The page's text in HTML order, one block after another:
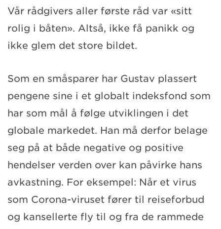
Vår rådgivers aller første råd var «sitt
rolig i båten». Altså, ikke få panikk og
ikke glem det store bildet.
Som en småsparer har Gustav plassert
pengene sine i et globalt indeksfond som
har som mål å følge utviklingen i det
globale markedet. Han må derfor belage
seg på at både negative og positive
hendelser verden over kan påvirke hans
avkastning. For eksempel: Når et virus
som Corona-viruset fører til reiseforbud
og kansellerte fly til og fra de rammede